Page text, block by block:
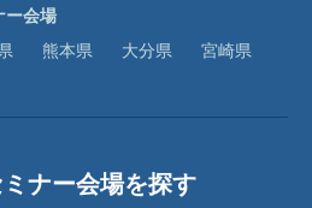
ー会場
熊本県 大分県
宮崎県
ナー会場を探す